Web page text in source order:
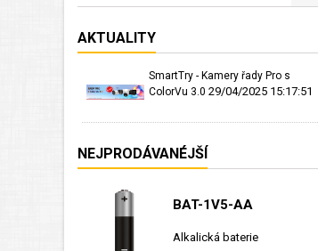
AKTUALITY
SmartTry - Kamery řady Pro s
ColorVu 3.0 29/04/2025 15:17:51
NEJPRODÁVANÉJŠÍ
BAT-1V5-AA
Alkalická baterie